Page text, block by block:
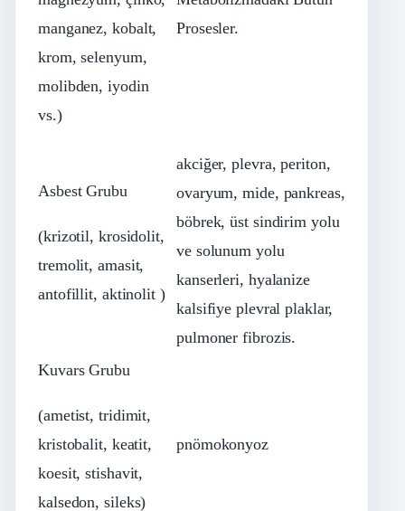
manganez, kobalt,
krom, selenyum,
molibden, iyodin
vs.)
Prosesler.
Asbest Grubu
(krizotil, krosidolit,
tremolit, amasit,
antofillit, aktinolit )
akciğer, plevra, periton,
ovaryum, mide, pankreas,
böbrek, üst sindirim yolu
ve solunum yolu
kanserleri, hyalanize
kalsifiye plevral plaklar,
pulmoner fibrozis.
Kuvars Grubu
(ametist, tridimit,
kristobalit, keatit,
koesit, stishavit,
kalsedon, sileks)
pnömokonyoz